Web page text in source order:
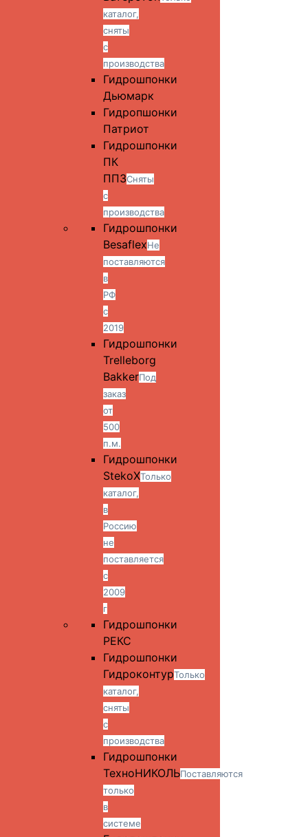
каталог,
сняты
с
производства
Гидрошпонки
Дьюмарк
Гидропшонки
Патриот
Гидрошпонки
ПК
ППЗСняты
с
производства
Гидрошпонки
BesaflexНе
поставляются
в
РФ
с
2019
Гидрошпонки
Trelleborg
BakkerПод
заказ
от
500
п.м.
Гидрошпонки
StekoXТолько
каталог,
в
Россию
не
поставляется
с
2009
г
Гидрошпонки
РЕКС
Гидрошпонки
ГидроконтурТолько
каталог,
сняты
с
производства
Гидрошпонки
ТехноНИКОЛЬПоставляются
только
в
системе